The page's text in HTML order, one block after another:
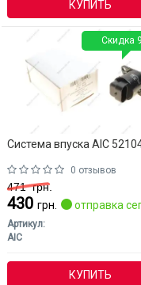
КУПИТЬ
Система впуска AIC
0 отзывов
471грн.
430 грн. отправка
Артикул:
AIC
КУПИТЬ
Скидка